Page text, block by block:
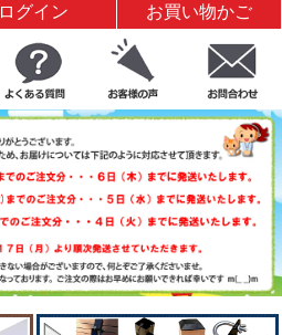
ログイン お買い物かご